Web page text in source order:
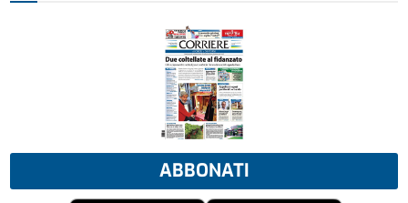
ABBONATI